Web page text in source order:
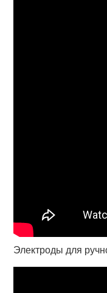
Электроды для